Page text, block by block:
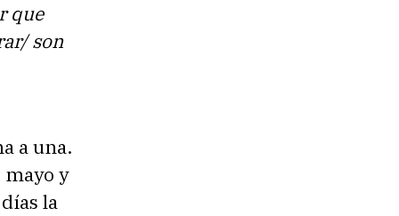
que
son
a una.
mayo y
la